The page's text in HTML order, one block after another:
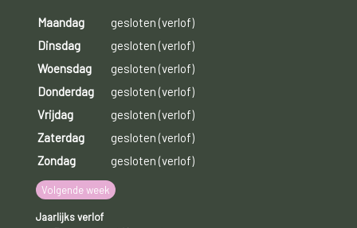
Maandag
gesloten (verlof)
Dinsdag
gesloten (verlof)
Woensdag
gesloten (verlof)
Donderdag
gesloten (verlof)
Vrijdag
gesloten (verlof)
Zaterdag
gesloten (verlof)
Zondag
gesloten (verlof)
Volgende week
Jaarlijks verlof